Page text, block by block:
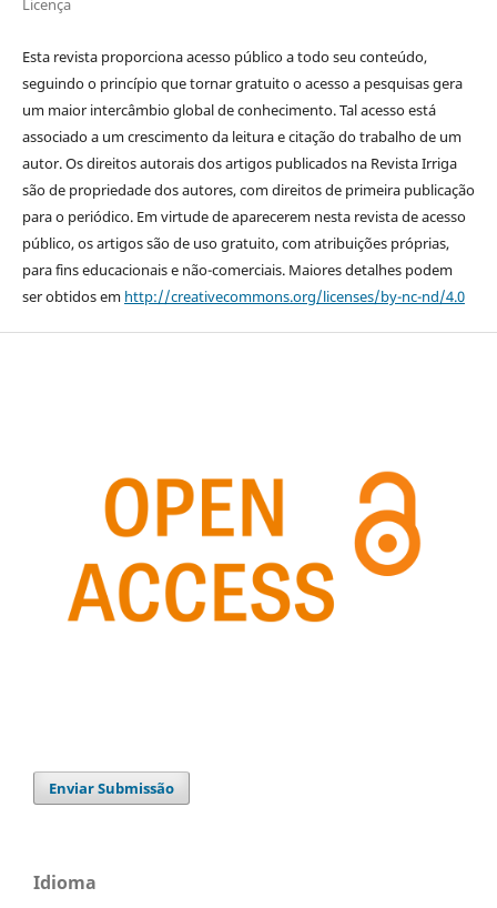
Licença
Esta revista proporciona acesso público a todo seu conteúdo,
seguindo o princípio que tornar gratuito o acesso a pesquisas gera
um maior intercâmbio global de conhecimento. Tal acesso está
associado a um crescimento da leitura e citação do trabalho de um
autor. Os direitos autorais dos artigos publicados na Revista Irriga
são de propriedade dos autores, com direitos de primeira publicação
para o periódico. Em virtude de aparecerem nesta revista de acesso
público, os artigos são de uso gratuito, com atribuições próprias,
para fins educacionais e não-comerciais. Maiores detalhes podem
ser obtidos em http://creativecommons.org/licenses/by-nc-nd/4.0
Enviar Submissão
Idioma